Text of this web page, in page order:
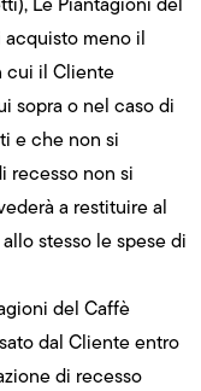
acquisto meno il
cui il Cliente
sopra o nel caso di
e che non si
recesso non si
a restituire al
stesso le spese di
del Caffè
dal Cliente entro
di recesso